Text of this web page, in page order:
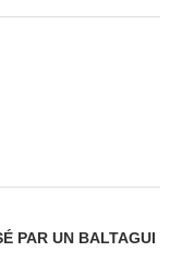
PAR UN BALTAGUI